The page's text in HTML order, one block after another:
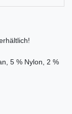
5 % Nylon, 2 %